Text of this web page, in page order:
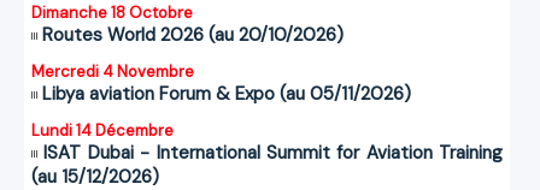
Dimanche 18 Octobre
Routes World 2026 (au 20/10/2026)
Mercredi 4 Novembre
Libya aviation Forum & Expo (au 05/11/2026)
Lundi 14 Décembre
ISAT Dubai - International Summit for Aviation Training
(au 15/12/2026)